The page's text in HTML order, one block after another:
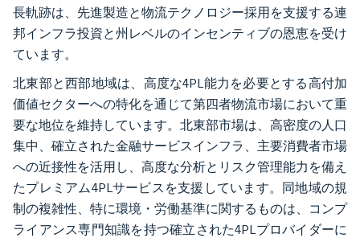
長軌跡は、先進製造と物流テクノロジー採用を支援する連
邦インフラ投資と州レベルのインセンティブの恩恵を受け
ています。
北東部と西部地域は、高度な4PL能力を必要とする高付加
価値セクターへの特化を通じて第四者物流市場において重
要な地位を維持しています。北東部市場は、高密度の人口
集中、確立された金融サービスインフラ、主要消費者市場
への近接性を活用し、高度な分析とリスク管理能力を備え
たプレミアム4PLサービスを支援しています。同地域の規
制の複雑性、特に環境・労働基準に関するものは、コンプ
ライアンス専門知識を持つ確立された4PLプロバイダーに